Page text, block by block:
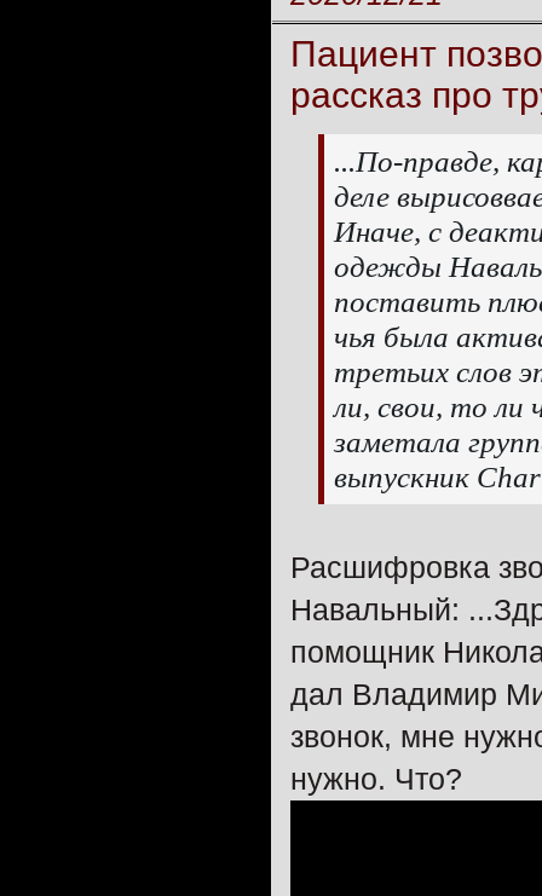
Пациент
рассказ про
...По-правде,
деле
Иначе, с
одежды
поставить
чья была
третьих слов
ли, свои, то ли
заметала
выпускник
Расшифровка
Навальный:
помощник
дал Владимир
звонок, мне
нужно. Что?